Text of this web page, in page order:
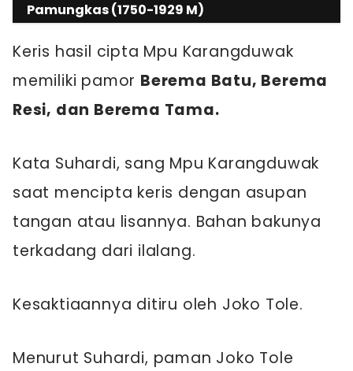
Pamungkas (1750-1929 M)
Keris hasil cipta Mpu Karangduwak
memiliki pamor Berema Batu, Berema
Resi, dan Berema Tama.
Kata Suhardi, sang Mpu Karangduwak
saat mencipta keris dengan asupan
tangan atau lisannya. Bahan bakunya
terkadang dari ilalang.
Kesaktiaannya ditiru oleh Joko Tole.
Menurut Suhardi, paman Joko Tole